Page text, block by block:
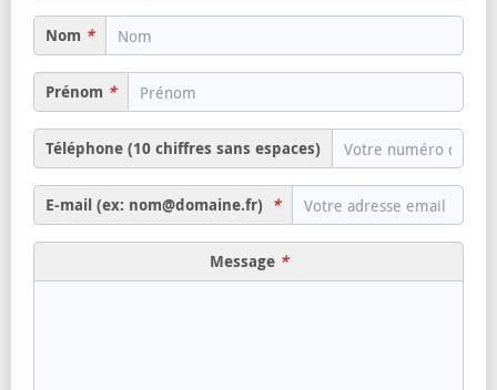
Nom
Prénom
Téléphone (10 chiffres sans espaces)
E-mail (ex: nom@domaine.fr)
Message